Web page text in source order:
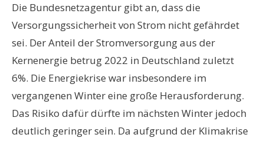
Die Bundesnetzagentur gibt an, dass die
Versorgungssicherheit von Strom nicht gefährdet
sei. Der Anteil der Stromversorgung aus der
Kernenergie betrug 2022 in Deutschland zuletzt
6%. Die Energiekrise war insbesondere im
vergangenen Winter eine große Herausforderung.
Das Risiko dafür dürfte im nächsten Winter jedoch
deutlich geringer sein. Da aufgrund der Klimakrise